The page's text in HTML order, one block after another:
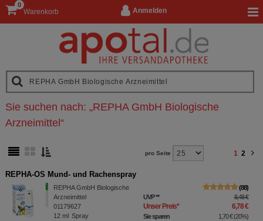
Anmelden
Warenkorb
0
Sie suchen nach: „REPHA GmbH Biologische
Arzneimittel “
pro Seite 1 2
REPHA-OS Mund- und Rachenspray
REPHA GmbH Biologische
Arzneimittel
01179627
12 ml Spray
88
UVP** 8,48 €
Unser Preis* 6,78 €
Sie sparen 1,70 €(20%)